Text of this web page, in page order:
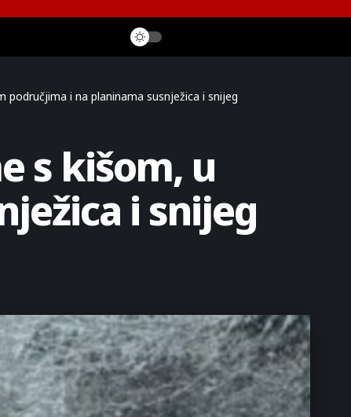
područjima i na planinama susnježica i snijeg
s kišom, u
i snijeg